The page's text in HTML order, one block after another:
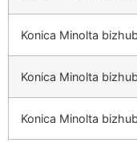
Konica Minolta
Konica Minolta
Konica Minolta